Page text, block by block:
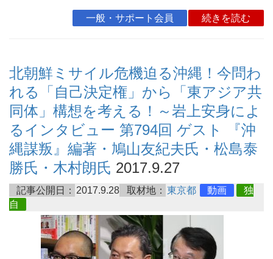
一般・サポート会員 続きを読む
北朝鮮ミサイル危機迫る沖縄！今問わ
れる「自己決定権」から「東アジア共
同体」構想を考える！～岩上安身によ
るインタビュー 第794回 ゲスト 『沖
縄謀叛』編著・鳩山友紀夫氏・松島泰
勝氏・木村朗氏 2017.9.27
記事公開日： 2017.9.28 取材地： 東京都 動画
独
自